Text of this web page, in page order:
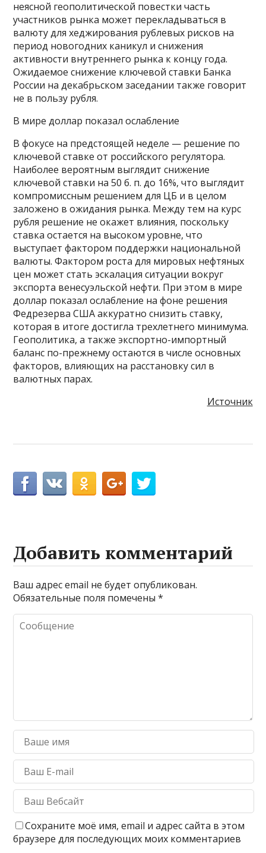
неясной геополитической повестки часть
участников рынка может перекладываться в
валюту для хеджирования рублевых рисков на
период новогодних каникул и снижения
активности внутреннего рынка к концу года.
Ожидаемое снижение ключевой ставки Банка
России на декабрьском заседании также говорит
не в пользу рубля.
В мире доллар показал ослабление
В фокусе на предстоящей неделе — решение по
ключевой ставке от российского регулятора.
Наиболее вероятным выглядит снижение
ключевой ставки на 50 б. п. до 16%, что выглядит
компромиссным решением для ЦБ и в целом
заложено в ожидания рынка. Между тем на курс
рубля решение не окажет влияния, поскольку
ставка остается на высоком уровне, что
выступает фактором поддержки национальной
валюты. Фактором роста для мировых нефтяных
цен может стать эскалация ситуации вокруг
экспорта венесуэльской нефти. При этом в мире
доллар показал ослабление на фоне решения
Федрезерва США аккуратно снизить ставку,
которая в итоге достигла трехлетнего минимума.
Геополитика, а также экспортно-импортный
баланс по-прежнему остаются в числе основных
факторов, влияющих на расстановку сил в
валютных парах.
Источник
Добавить комментарий
Ваш адрес email не будет опубликован.
Обязательные поля помечены*
Сохраните моё имя, email и адрес сайта в этом
браузере для последующих моих комментариев